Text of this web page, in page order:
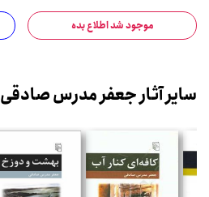
موجود شد اطلاع بده
سایر آثار جعفر مدرس صادقی